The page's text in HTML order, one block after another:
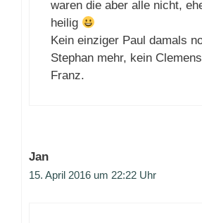
waren die aber alle nicht,
heilig
Kein einziger Paul damals
Stephan mehr, kein
Franz.
Jan
15. April 2016 um 22:22 Uhr